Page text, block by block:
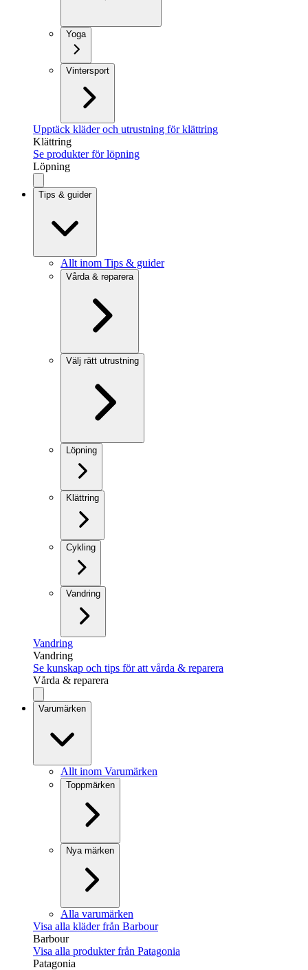
Yoga
Vintersport
Upptäck kläder och utrustning för klättring
Klättring
Se produkter för löpning
Löpning
Tips & guider
Allt inom Tips & guider
Vårda & reparera
Välj rätt utrustning
Löpning
Klättring
Cykling
Vandring
Vandring
Vandring
Se kunskap och tips för att vårda & reparera
Vårda & reparera
Varumärken
Allt inom Varumärken
Toppmärken
Nya märken
Alla varumärken
Visa alla kläder från Barbour
Barbour
Visa alla produkter från Patagonia
Patagonia